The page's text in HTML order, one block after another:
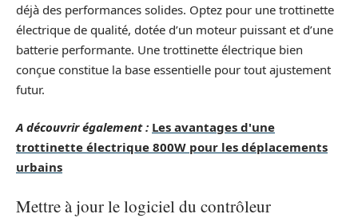
déjà des performances solides. Optez pour une trottinette
électrique de qualité, dotée d’un moteur puissant et d’une
batterie performante. Une trottinette électrique bien
conçue constitue la base essentielle pour tout ajustement
futur.
A découvrir également : Les avantages d'une
trottinette électrique 800W pour les déplacements
urbains
Mettre à jour le logiciel du contrôleur